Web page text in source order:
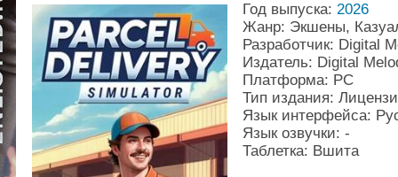
Год выпуска: 2026
Жанр: Экшены,
Разработчик: Digital
Издатель: Digital
Платформа: PC
Тип издания:
Язык интерфейса:
Язык озвучки: -
Таблетка: Вшита